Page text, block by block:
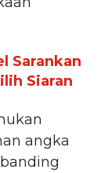
Sarankan
Siaran
angka